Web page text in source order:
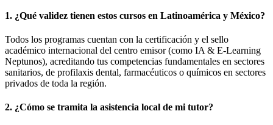
1. ¿Qué validez tienen estos cursos en Latinoamérica y México?
Todos los programas cuentan con la certificación y el sello
académico internacional del centro emisor (como IA & E-Learning
Neptunos), acreditando tus competencias fundamentales en sectores
sanitarios, de profilaxis dental, farmacéuticos o químicos en sectores
privados de toda la región.
2. ¿Cómo se tramita la asistencia local de mi tutor?